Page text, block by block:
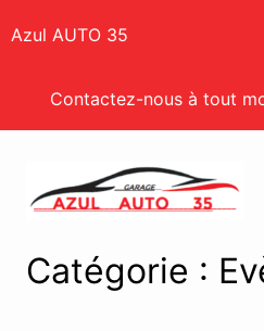
auAzul AUTO 35
Contactez-nous à tout
Catégorie :